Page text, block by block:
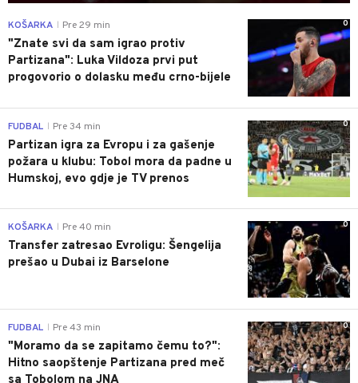
0
KOŠARKA Pre 29 min
"Znate svi da sam igrao protiv
Partizana": Luka Vildoza prvi put
progovorio o dolasku među crno-bijele
0
FUDBAL Pre 34 min
Partizan igra za Evropu i za gašenje
požara u klubu: Tobol mora da padne u
Humskoj, evo gdje je TV prenos
0
KOŠARKA Pre 40 min
Transfer zatresao Evroligu: Šengelija
prešao u Dubai iz Barselone
0
FUDBAL Pre 43 min
"Moramo da se zapitamo čemu to?":
Hitno saopštenje Partizana pred meč